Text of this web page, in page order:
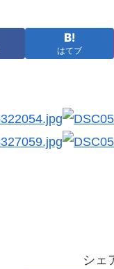
はてブ
シェ